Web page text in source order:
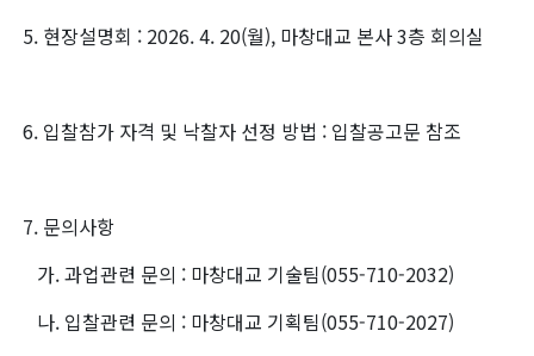
5. 현장설명회 : 2026. 4. 20(월), 마창대교 본사 3층 회의실
6. 입찰참가 자격 및 낙찰자 선정 방법 : 입찰공고문 참조
7. 문의사항
가. 과업관련 문의 : 마창대교 기술팀(055-710-2032)
나. 입찰관련 문의 : 마창대교 기획팀(055-710-2027)